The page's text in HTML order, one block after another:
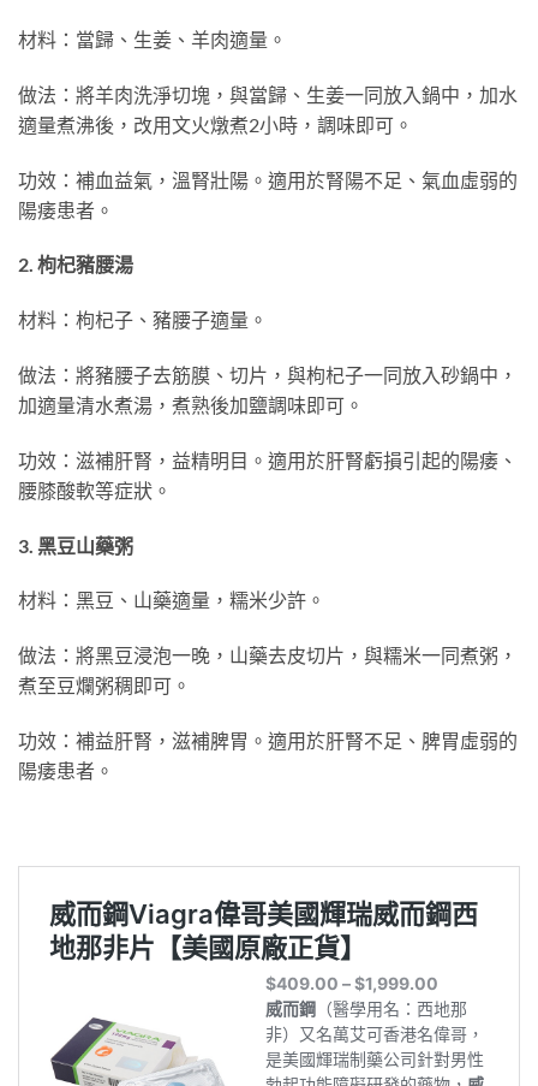
材料：當歸、生姜、羊肉適量。
做法：將羊肉洗淨切塊，與當歸、生姜一同放入鍋中，加水
適量煮沸後，改用文火燉煮2小時，調味即可。
功效：補血益氣，溫腎壯陽。適用於腎陽不足、氣血虛弱的
陽痿患者。
2. 枸杞豬腰湯
材料：枸杞子、豬腰子適量。
做法：將豬腰子去筋膜、切片，與枸杞子一同放入砂鍋中，
加適量清水煮湯，煮熟後加鹽調味即可。
功效：滋補肝腎，益精明目。適用於肝腎虧損引起的陽痿、
腰膝酸軟等症狀。
3. 黑豆山藥粥
材料：黑豆、山藥適量，糯米少許。
做法：將黑豆浸泡一晚，山藥去皮切片，與糯米一同煮粥，
煮至豆爛粥稠即可。
功效：補益肝腎，滋補脾胃。適用於肝腎不足、脾胃虛弱的
陽痿患者。